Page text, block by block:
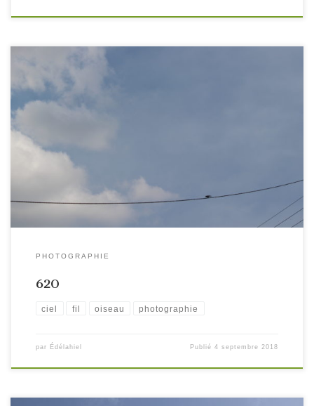
PHOTOGRAPHIE
620
ciel fil oiseau photographie
par Édélahiel Publié4 septembre 2018